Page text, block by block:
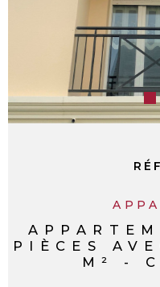
PIÈCES
M² -